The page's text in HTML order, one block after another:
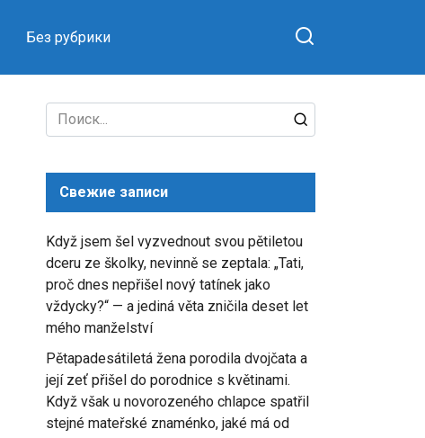
Без рубрики
Search
for:
Свежие записи
Když jsem šel vyzvednout svou pětiletou
dceru ze školky, nevinně se zeptala: „Tati,
proč dnes nepřišel nový tatínek jako
vždycky?“ — a jediná věta zničila deset let
mého manželství
Pětapadesátiletá žena porodila dvojčata a
její zeť přišel do porodnice s květinami.
Když však u novorozeného chlapce spatřil
stejné mateřské znaménko, jaké má od